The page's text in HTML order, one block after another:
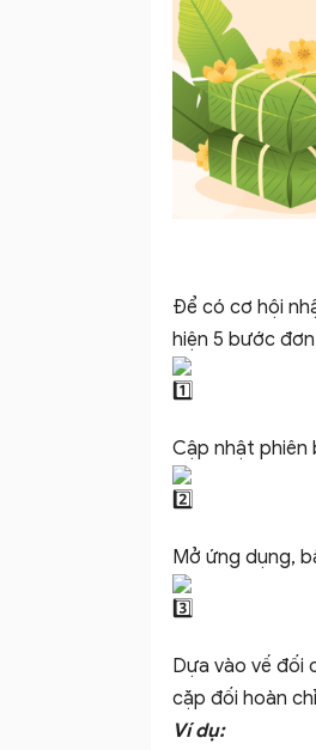
Để có cơ hội
hiện 5 bước
Cập nhật phiên
Mở ứng dụng,
Dựa vào vế đối
cặp đối hoàn
Ví dụ: